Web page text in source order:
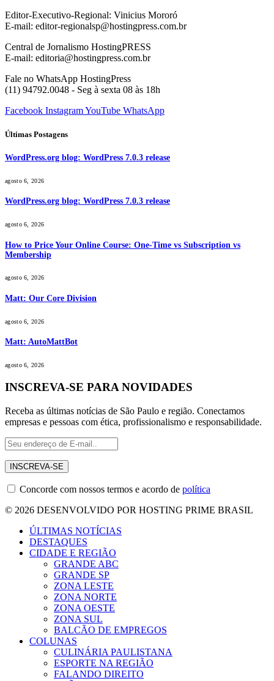
Editor-Executivo-Regional: Vinicius Mororó
E-mail: editor-regionalsp@hostingpress.com.br
Central de Jornalismo HostingPRESS
E-mail: editoria@hostingpress.com.br
Fale no WhatsApp HostingPress
(11) 94792.0048 - Seg à sexta 08 às 18h
Facebook InstagramYouTube WhatsApp
Últimas Postagens
WordPress.org blog: WordPress 7.0.3 release
agosto 6, 2026
WordPress.org blog: WordPress 7.0.3 release
agosto 6, 2026
How to Price Your Online Course: One-Time vs Subscription vs
Membership
agosto 6, 2026
Matt: Our Core Division
agosto 6, 2026
Matt: AutoMattBot
agosto 6, 2026
INSCREVA-SE PARA NOVIDADES
Receba as últimas notícias de São Paulo e região. Conectamos
empresas e pessoas com ética, profissionalismo e responsabilidade.
Concorde com nossos termos e acordo de política
© 2026 DESENVOLVIDO POR HOSTING PRIME BRASIL
ÚLTIMAS NOTÍCIAS
DESTAQUES
CIDADE E REGIÃO
GRANDE ABC
GRANDE SP
ZONA LESTE
ZONA NORTE
ZONA OESTE
ZONA SUL
BALCÃO DE EMPREGOS
COLUNAS
CULINÁRIA PAULISTANA
ESPORTE NA REGIÃO
FALANDO DIREITO